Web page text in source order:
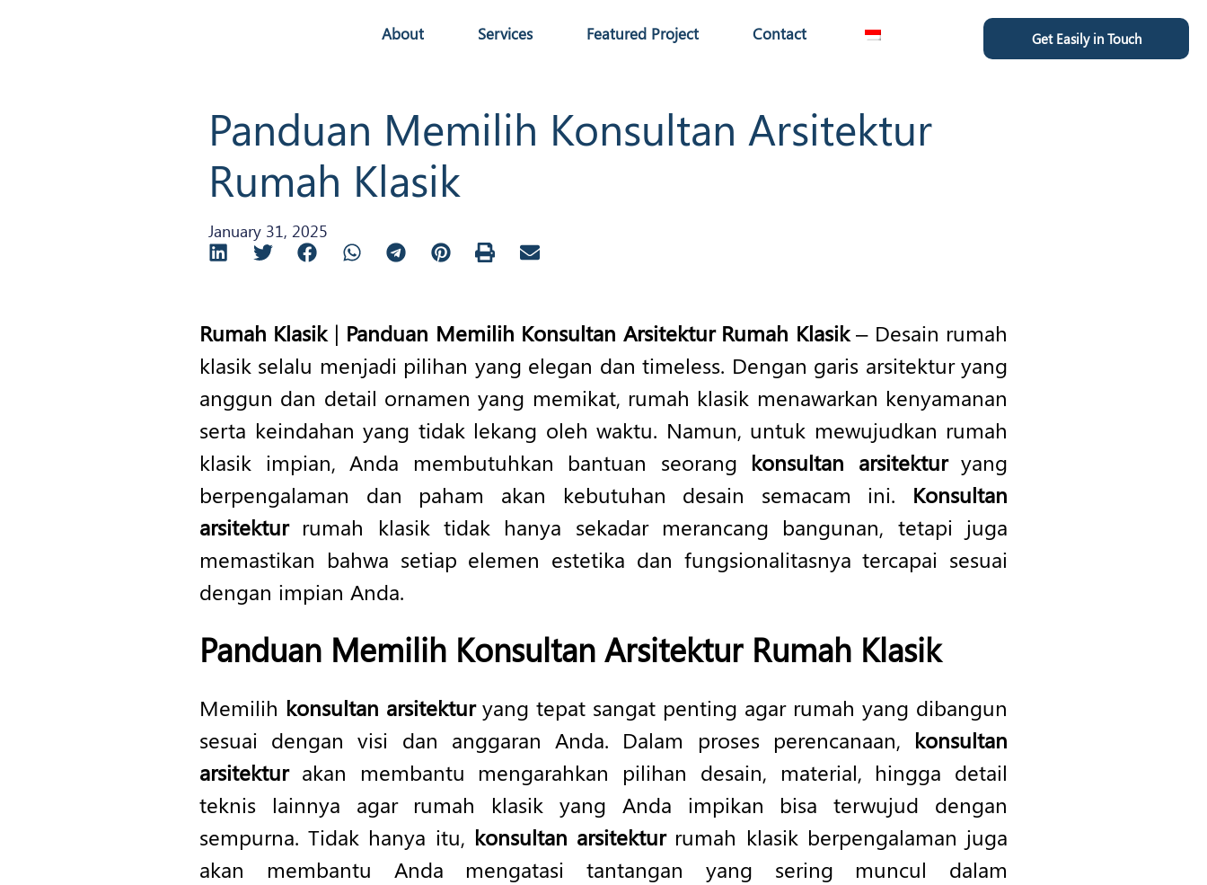
About Services Featured Project Contact Get Easily in Touch
Panduan Memilih Konsultan Arsitektur
Rumah Klasik
January 31, 2025
Rumah Klasik| Panduan Memilih Konsultan Arsitektur Rumah Klasik– Desain rumah
klasik selalu menjadi pilihan yang elegan dan timeless. Dengan garis arsitektur yang
anggun dan detail ornamen yang memikat, rumah klasik menawarkan kenyamanan
serta keindahan yang tidak lekang oleh waktu. Namun, untuk mewujudkan rumah
klasik impian, Anda membutuhkan bantuan seorang konsultan arsitekturyang
berpengalaman dan paham akan kebutuhan desain semacam ini. Konsultan
arsitektur rumah klasik tidak hanya sekadar merancang bangunan, tetapi juga
memastikan bahwa setiap elemen estetika dan fungsionalitasnya tercapai sesuai
dengan impian Anda.
Panduan Memilih Konsultan Arsitektur Rumah Klasik
Memilih konsultan arsitekturyang tepat sangat penting agar rumah yang dibangun
sesuai dengan visi dan anggaran Anda. Dalam proses perencanaan, konsultan
arsitekturakan membantu mengarahkan pilihan desain, material, hingga detail
teknis lainnya agar rumah klasik yang Anda impikan bisa terwujud dengan
sempurna. Tidak hanya itu, konsultan arsitekturrumah klasik berpengalaman juga
akan membantu Anda mengatasi tantangan yang sering muncul dalam